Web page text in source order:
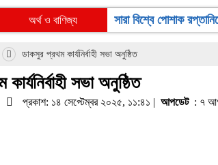
অর্থ ও বাণিজ্য সারা বিশ্বে পোশাক
ডাকসুর প্রথম কার্যনির্বাহী সভা অনুষ্ঠিত
সভা অনুষ্ঠিত
প্রকাশ: ১৪ সেপ্টেম্বর ২০২৫, ১১:৪১ | আপডেট: ৭